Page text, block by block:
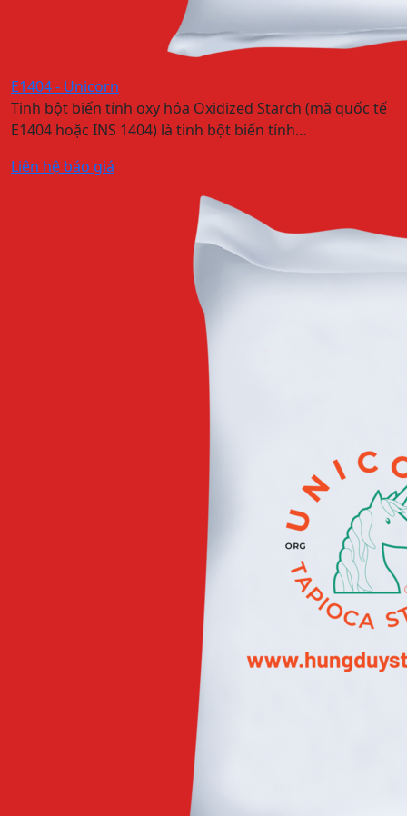
E1404 - Unicorn
Tinh bột biến tính oxy hóa Oxidized Starch (mã quốc tế
E1404 hoặc INS 1404) là tinh bột biến tính…
Liên hệ báo giá